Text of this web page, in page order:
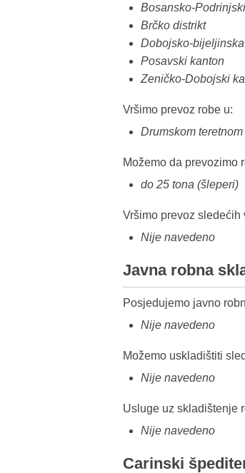
Bosansko-
Brčko distrikt
Dobojsko-
Posavski kanton
Zeničko-Dobojski
Vršimo prevoz robe u:
Drumskom
Možemo da prevozimo
do 25 tona (šleperi)
Vršimo prevoz sledećih
Nije navedeno
Javna robna
Posjedujemo javno
Nije navedeno
Možemo uskladištiti
Nije navedeno
Usluge uz skladištenje
Nije navedeno
Carinski